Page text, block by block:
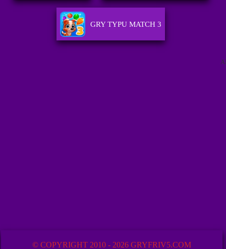
GRY TYPU MATCH 3
© COPYRIGHT 2010 - 2026 GRYFRIV5.COM